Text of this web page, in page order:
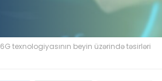
6G texnologiyasının beyin üzərində təsirləri